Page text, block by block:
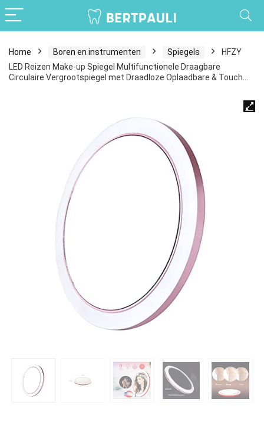
Home Boren en instrumenten Spiegels
HFZY
LED Reizen Make-up Spiegel Multifunctionele Draagbare
Circulaire Vergrootspiegel met Draadloze Oplaadbare & Touch…